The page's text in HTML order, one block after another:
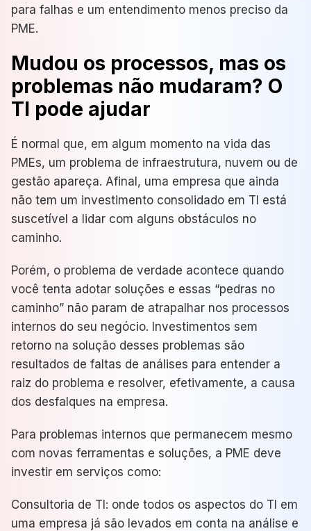
para falhas e um entendimento menos preciso da
PME.
Mudou os processos, mas os
problemas não mudaram? O
TI pode ajudar
É normal que, em algum momento na vida das
PMEs, um problema de infraestrutura, nuvem ou de
gestão apareça. Afinal, uma empresa que ainda
não tem um investimento consolidado em TI está
suscetível a lidar com alguns obstáculos no
caminho.
Porém, o problema de verdade acontece quando
você tenta adotar soluções e essas “pedras no
caminho” não param de atrapalhar nos processos
internos do seu negócio. Investimentos sem
retorno na solução desses problemas são
resultados de faltas de análises para entender a
raiz do problema e resolver, efetivamente, a causa
dos desfalques na empresa.
Para problemas internos que permanecem mesmo
com novas ferramentas e soluções, a PME deve
investir em serviços como:
Consultoria de TI: onde todos os aspectos do TI em
uma empresa já são levados em conta na análise e